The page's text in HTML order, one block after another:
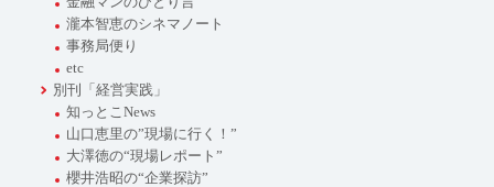
瀧本智恵のシネマノート
事務局便り
etc
別刊「経営実践」
知っとこNews
山口恵里の”現場に行く！”
大澤徳の“現場レポート”
櫻井浩昭の“企業探訪”